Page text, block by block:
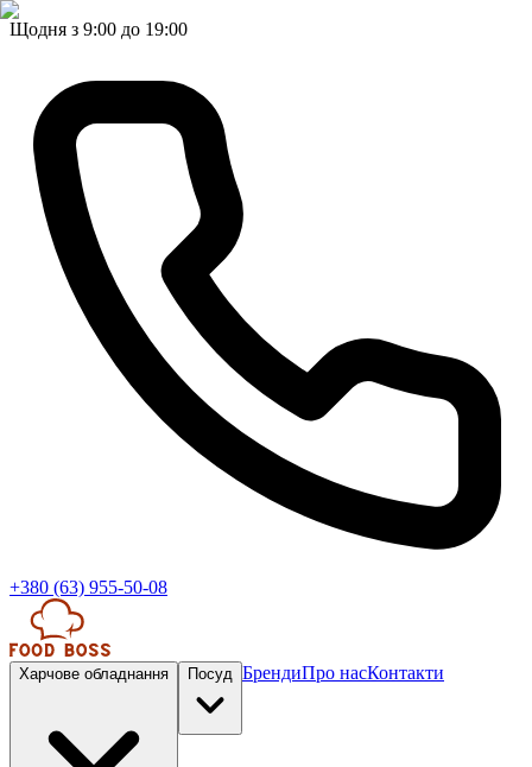
Щодня з 9:00 до 19:00
+380 (63) 955-50-08
Харчове обладнання Посуд БрендиПро насКонтакти